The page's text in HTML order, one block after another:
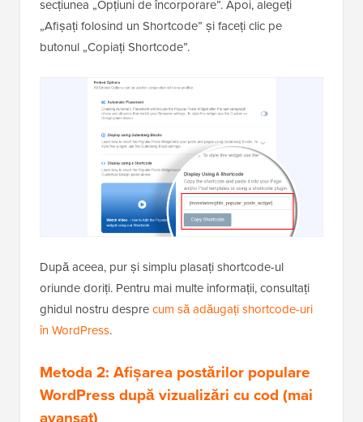
secțiunea „Opțiuni de încorporare”. Apoi, alegeți
„Afișați folosind un Shortcode” și faceți clic pe
butonul „Copiați Shortcode”.
După aceea, pur și simplu plasați shortcode-ul
oriunde doriți. Pentru mai multe informații, consultați
ghidul nostru desprecum să adăugați shortcode-uri
în WordPress.
Metoda 2: Afișarea postărilor populare
WordPress după vizualizări cu cod (mai
avansat)